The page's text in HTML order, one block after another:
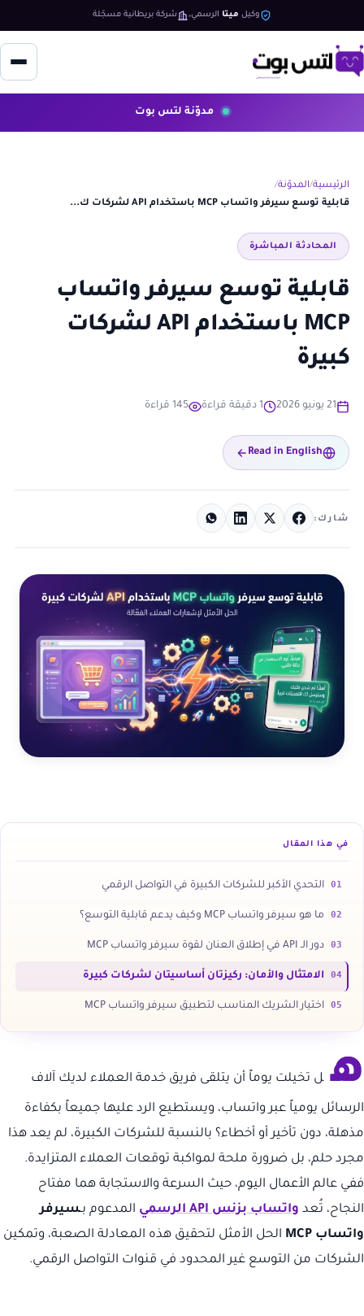
وكيل ميتا الرسمي شركة بريطانية مسجّلة
مدوّنة لتس بوت
الرئيسية المدوّنة
قابلية توسع سيرفر واتساب MCP باستخدام API لشركات ك...
المحادثة المباشرة
قابلية توسع سيرفر واتساب
MCP باستخدام API لشركات
كبيرة
21 يونيو 2026 1 دقيقة قراءة 145 قراءة
Read in English
شارك:
في هذا المقال
01 التحدي الأكبر للشركات الكبيرة في التواصل الرقمي
02 ما هو سيرفر واتساب MCP وكيف يدعم قابلية التوسع؟
03 دور الـ API في إطلاق العنان لقوة سيرفر واتساب MCP
04 الامتثال والأمان: ركيزتان أساسيتان لشركات كبيرة
05 اختيار الشريك المناسب لتطبيق سيرفر واتساب MCP
ه ل تخيلت يوماً أن يتلقى فريق خدمة العملاء لديك آلاف
الرسائل يومياً عبر واتساب، ويستطيع الرد عليها جميعاً بكفاءة
مذهلة، دون تأخير أو أخطاء؟ بالنسبة للشركات الكبيرة، لم يعد هذا
مجرد حلم، بل ضرورة ملحة لمواكبة توقعات العملاء المتزايدة.
ففي عالم الأعمال اليوم، حيث السرعة والاستجابة هما مفتاح
النجاح، تُعد واتساب بزنس API الرسمي المدعوم بـسيرفر
واتساب MCP
الحل الأمثل لتحقيق هذه المعادلة الصعبة، وتمكين
الشركات من التوسع غير المحدود في قنوات التواصل الرقمي.